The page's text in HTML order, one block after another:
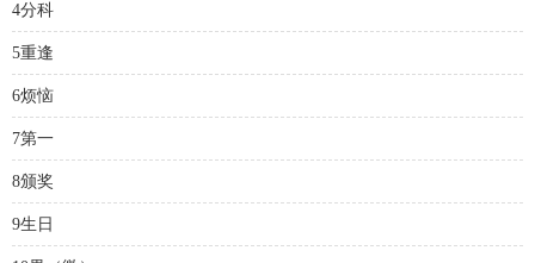
4分科
5重逢
6烦恼
7第一
8颁奖
9生日